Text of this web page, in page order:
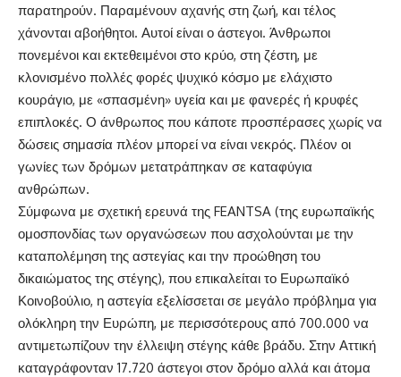
παρατηρούν. Παραμένουν αχανής στη ζωή, και τέλος
χάνονται αβοήθητοι. Αυτοί είναι ο άστεγοι. Άνθρωποι
πονεμένοι και εκτεθειμένοι στο κρύο, στη ζέστη, με
κλονισμένο πολλές φορές ψυχικό κόσμο με ελάχιστο
κουράγιο, με «σπασμένη» υγεία και με φανερές ή κρυφές
επιπλοκές. Ο άνθρωπος που κάποτε προσπέρασες χωρίς να
δώσεις σημασία πλέον μπορεί να είναι νεκρός. Πλέον οι
γωνίες των δρόμων μετατράπηκαν σε καταφύγια
ανθρώπων.
Σύμφωνα με σχετική ερευνά της FEANTSA (της ευρωπαϊκής
ομοσπονδίας των οργανώσεων που ασχολούνται με την
καταπολέμηση της αστεγίας και την προώθηση του
δικαιώματος της στέγης), που επικαλείται το Ευρωπαϊκό
Κοινοβούλιο, η αστεγία εξελίσσεται σε μεγάλο πρόβλημα για
ολόκληρη την Ευρώπη, με περισσότερους από 700.000 να
αντιμετωπίζουν την έλλειψη στέγης κάθε βράδυ. Στην Αττική
καταγράφονταν 17.720 άστεγοι στον δρόμο αλλά και άτομα